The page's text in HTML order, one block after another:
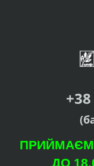
ДО